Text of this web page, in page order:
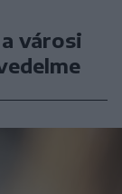
városi